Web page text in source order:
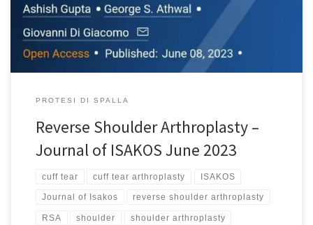
gained popularity as a treatment for multiple shoulder diseases.
Unlike previous reverse shoulder prosthesis characterized […]
PROTESI DI SPALLA
Reverse Shoulder Arthroplasty –
Journal of ISAKOS June 2023
cuff tear cuff tear arthroplasty ISAKOS
Journal of Isakos reverse shoulder arthroplasty
RSA shoulder shoulder arthroplasty